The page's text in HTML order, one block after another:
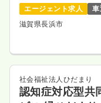
エージェント求人
滋賀県長浜市
社会福祉法人ひだまり
認知症対応型共